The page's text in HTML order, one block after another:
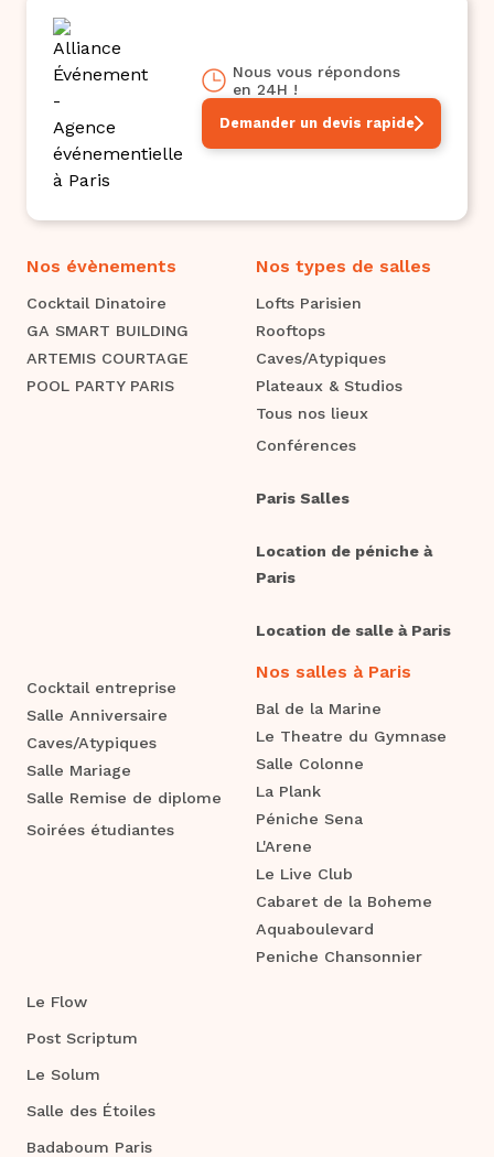
Demander un devis rapide
Nous vous répondons
en 24H !
Nos évènements
Cocktail Dinatoire
GA SMART BUILDING
ARTEMIS COURTAGE
POOL PARTY PARIS
Nos types de salles
Lofts Parisien
Rooftops
Caves/Atypiques
Plateaux & Studios
Tous nos lieux
Conférences
Paris Salles
Location de péniche à
Paris
Location de salle à Paris
Cocktail entreprise
Salle Anniversaire
Caves/Atypiques
Salle Mariage
Salle Remise de diplome
Soirées étudiantes
Nos salles à Paris
Bal de la Marine
Le Theatre du Gymnase
Salle Colonne
La Plank
Péniche Sena
L'Arene
Le Live Club
Cabaret de la Boheme
Aquaboulevard
Peniche Chansonnier
Le Flow
Post Scriptum
Le Solum
Salle des Étoiles
Badaboum Paris